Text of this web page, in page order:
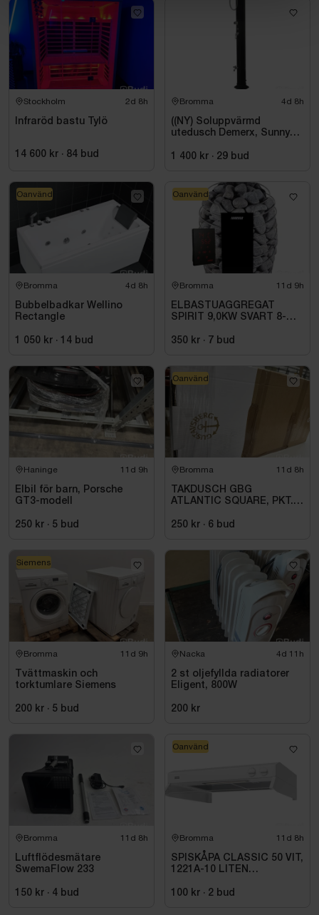
Stockholm 2d 8h
Infraröd bastu Tylö
14 600 kr · 84 bud
Bromma 4d 8h
((NY) Soluppvärmd
utedusch Demerx, Sunny
1 400 kr · 29 bud
Bromma 4d 8h
Bubbelbadkar Wellino
Rectangle
1 050 kr · 14 bud
Oanvänd
Bromma 11d 9h
ELBASTUAGGREGAT
SPIRIT 9,0KW SVART 8-
INKL. XENIO WIFI
350 kr · 7 bud
Oanvänd
Haninge 11d 9h
Elbil för barn, Porsche
GT3-modell
250 kr · 5 bud
Bromma 11d 8h
TAKDUSCH GBG
ATLANTIC SQUARE, PKT.
KROM
250 kr · 6 bud
Oanvänd
Bromma 11d 9h
Tvättmaskin och
torktumlare Siemens
200 kr · 5 bud
Siemens
Nacka 4d 11h
2 st oljefyllda radiatorer
Eligent, 800W
200 kr
Bromma 11d 8h
Luftflödesmätare
SwemaFlow 233
150 kr · 4 bud
Bromma 11d 8h
SPISKÅPA CLASSIC 50 VIT,
1221A-10 LITEN
100 kr · 2 bud
Oanvänd